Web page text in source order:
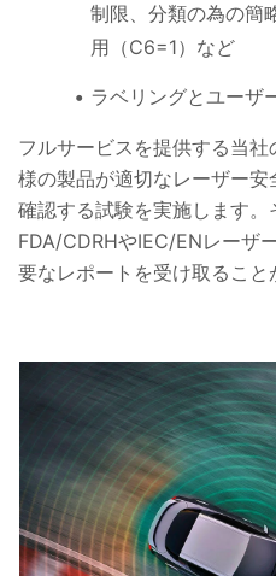
制限、分類の為の簡
用（C6=1）など
ラベリングとユーザ
フルサービスを提供する当
様の製品が適切なレーザー
確認する試験を実施します
FDA/CDRHやIEC/ENレーザ
要なレポートを受け取ること